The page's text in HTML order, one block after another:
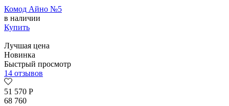
Комод Айно №5
в наличии
Купить
Лучшая цена
Новинка
Быстрый просмотр
14 отзывов
51 570 Р
68 760